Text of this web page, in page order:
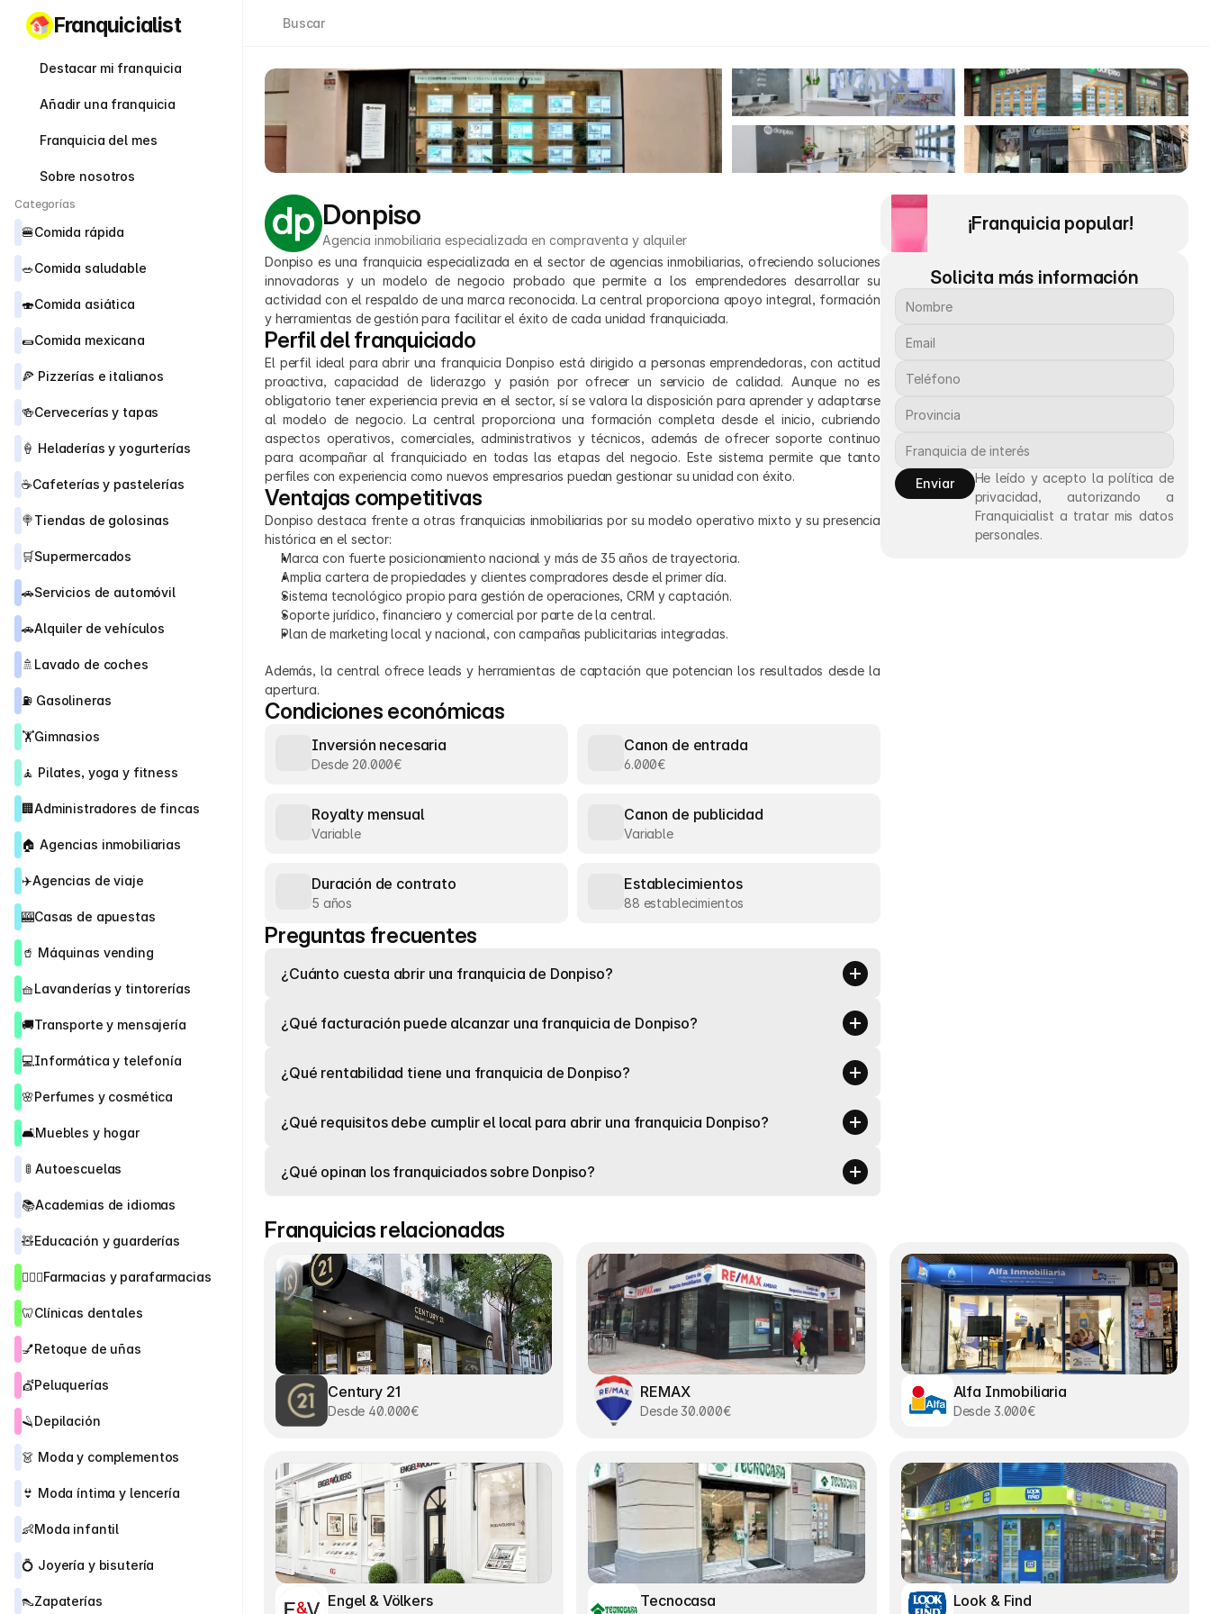
Franquicialist
Destacar mi franquicia
Añadir una franquicia
Franquicia del mes
Sobre nosotros
Categorías
🍔Comida rápida
🥗Comida saludable
🍣Comida asiática
🌯Comida mexicana
🍕 Pizzerías e italianos
🍻Cervecerías y tapas
🍦 Heladerías y yogurterías
☕Cafeterías y pastelerías
🍭Tiendas de golosinas
🛒Supermercados
🚗Servicios de automóvil
🚗Alquiler de vehículos
🚿 Lavado de coches
⛽ Gasolineras
🏋️Gimnasios
🧘 Pilates, yoga y fitness
🏢Administradores de fincas
🏠 Agencias inmobiliarias
✈️Agencias de viaje
🎰Casas de apuestas
🥤 Máquinas vending
🧺Lavanderías y tintorerías
🚚Transporte y mensajería
💻Informática y telefonía
🌸Perfumes y cosmética
🛋️Muebles y hogar
🚦 Autoescuelas
📚Academias de idiomas
🧸Educación y guarderías
👨🏻‍⚕️Farmacias y parafarmacias
🦷Clínicas dentales
💅Retoque de uñas
💇Peluquerías
🪒Depilación
👗 Moda y complementos
👙 Moda íntima y lencería
👶Moda infantil
💍 Joyería y bisutería
👠Zapaterías
Buscar
Donpiso
Agencia inmobiliaria especializada en compraventa y alquiler
Donpiso es una franquicia especializada en el sector de agencias inmobiliarias, ofreciendo soluciones
innovadoras y un modelo de negocio probado que permite a los emprendedores desarrollar su
actividad con el respaldo de una marca reconocida. La central proporciona apoyo integral, formación
y herramientas de gestión para facilitar el éxito de cada unidad franquiciada.
Perfil del franquiciado
El perfil ideal para abrir una franquicia Donpiso está dirigido a personas emprendedoras, con actitud
proactiva, capacidad de liderazgo y pasión por ofrecer un servicio de calidad. Aunque no es
obligatorio tener experiencia previa en el sector, sí se valora la disposición para aprender y adaptarse
al modelo de negocio. La central proporciona una formación completa desde el inicio, cubriendo
aspectos operativos, comerciales, administrativos y técnicos, además de ofrecer soporte continuo
para acompañar al franquiciado en todas las etapas del negocio. Este sistema permite que tanto
perfiles con experiencia como nuevos empresarios puedan gestionar su unidad con éxito.
Ventajas competitivas
Donpiso destaca frente a otras franquicias inmobiliarias por su modelo operativo mixto y su presencia
histórica en el sector:
Marca con fuerte posicionamiento nacional y más de 35 años de trayectoria.
Amplia cartera de propiedades y clientes compradores desde el primer día.
Sistema tecnológico propio para gestión de operaciones, CRM y captación.
Soporte jurídico, financiero y comercial por parte de la central.
Plan de marketing local y nacional, con campañas publicitarias integradas.
Además, la central ofrece leads y herramientas de captación que potencian los resultados desde la
apertura.
Condiciones económicas
Inversión necesaria
Desde 20.000€
Canon de entrada
6.000€
Royalty mensual
Variable
Canon de publicidad
Variable
Duración de contrato
5 años
Establecimientos
88 establecimientos
Preguntas frecuentes
¿Cuánto cuesta abrir una franquicia de Donpiso?
¿Qué facturación puede alcanzar una franquicia de Donpiso?
¿Qué rentabilidad tiene una franquicia de Donpiso?
¿Qué requisitos debe cumplir el local para abrir una franquicia Donpiso?
¿Qué opinan los franquiciados sobre Donpiso?
¡Franquicia popular!
Solicita más información
Enviar
He leído y acepto la política de
privacidad, autorizando a
Franquicialist a tratar mis datos
personales.
Franquicias relacionadas
Century 21
Desde 40.000€
REMAX
Desde 30.000€
Alfa Inmobiliaria
Desde 3.000€
Engel & Völkers Tecnocasa Look & Find